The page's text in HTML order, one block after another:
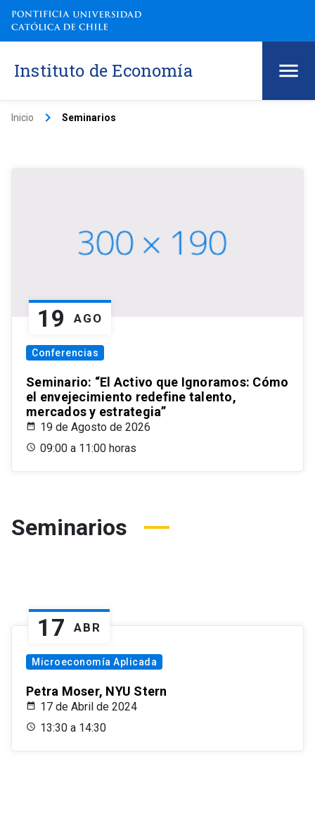
Instituto de Economía
Inicio keyboard_arrow_right Seminarios
19 AGO
Conferencias
Seminario: “El Activo que Ignoramos: Cómo
el envejecimiento redefine talento,
mercados y estrategia”
19 de Agosto de 2026
09:00 a 11:00 horas
Seminarios
17 ABR
Microeconomía Aplicada
Petra Moser, NYU Stern
17 de Abril de 2024
13:30 a 14:30